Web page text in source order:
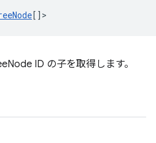
[] >
ID の子を取得します。